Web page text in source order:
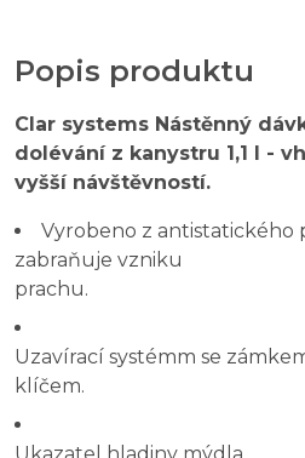
Popis produktu
Clar systems Nástěnný
dolévání z kanystru 1,1 l -
vyšší návštěvností.
Vyrobeno z antistatického
zabraňuje vzniku
prachu.
Uzavírací systémm se
klíčem.
Ukazatel hladiny mýdla.